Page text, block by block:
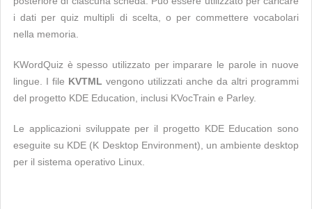
i dati per quiz multipli di scelta, o per commettere vocabolari
nella memoria.
KWordQuiz è spesso utilizzato per imparare le parole in nuove
lingue. I file KVTML vengono utilizzati anche da altri programmi
del progetto KDE Education, inclusi KVocTrain e Parley.
Le applicazioni sviluppate per il progetto KDE Education sono
eseguite su KDE (K Desktop Environment), un ambiente desktop
per il sistema operativo Linux.